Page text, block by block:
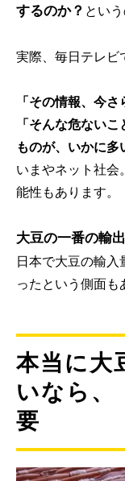
するのか？ とい
実際、毎日テレビ
「その情報、今
「そんな危ない
ものが、いかに多
いまやネット社会
能性もあります。
大豆の一番の輸
日本で大豆の輸
ったという側面も
本当に大
いなら、
要